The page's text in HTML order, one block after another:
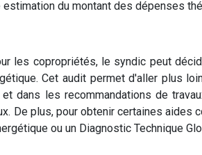
du montant des dépenses
les copropriétés, le syndic peut
Cet audit permet d'aller plus
dans les recommandations de
De plus, pour obtenir certaines aides
ou un Diagnostic Technique